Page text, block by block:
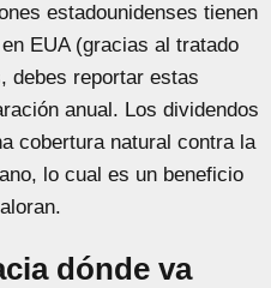
estadounidenses tienen
EUA (gracias al tratado
debes reportar estas
anual. Los dividendos
cobertura natural contra la
lo cual es un beneficio
dónde va